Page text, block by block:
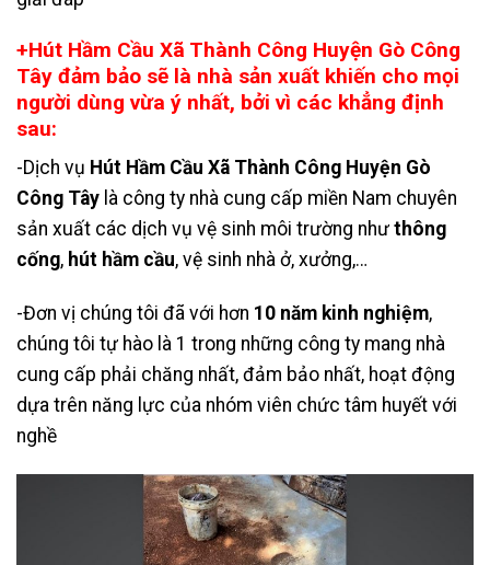
+Hút Hầm Cầu Xã Thành Công Huyện Gò Công
Tây đảm bảo sẽ là nhà sản xuất khiến cho mọi
người dùng vừa ý nhất, bởi vì các khẳng định
sau:
-Dịch vụ Hút Hầm Cầu Xã Thành Công Huyện Gò
Công Tây là công ty nhà cung cấp miền Nam chuyên
sản xuất các dịch vụ vệ sinh môi trường nhưthông
cống, hút hầm cầu, vệ sinh nhà ở, xưởng,…
-Đơn vị chúng tôi đã với hơn 10 năm kinh nghiệm,
chúng tôi tự hào là 1 trong những công ty mang nhà
cung cấp phải chăng nhất, đảm bảo nhất, hoạt động
dựa trên năng lực của nhóm viên chức tâm huyết với
nghề